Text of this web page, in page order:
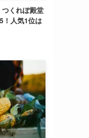
つくれぽ殿堂
！人気1位は